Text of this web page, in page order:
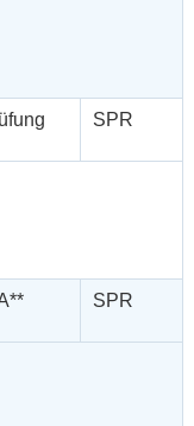
SPR
SPR